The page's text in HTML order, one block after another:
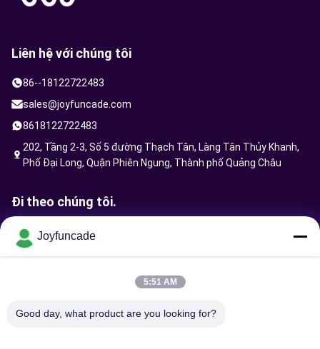
Liên hệ với chúng tôi
86--18122722483
sales@joyfuncade.com
8618122722483
202, Tầng 2-3, Số 5 đường Thạch Tân, Làng Tân Thủy Khanh,
Phố Đại Long, Quận Phiên Ngung, Thành phố Quảng Châu
Đi theo chúng tôi.
Joyfuncade
5:51 AM
Good day, what product are you looking for?